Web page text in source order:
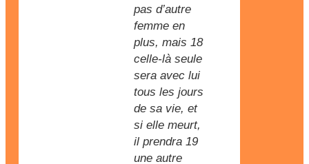
pas d’autre
femme en
plus, mais 18
celle-là seule
sera avec lui
tous les jours
de sa vie, et
si elle meurt,
il prendra 19
une autre